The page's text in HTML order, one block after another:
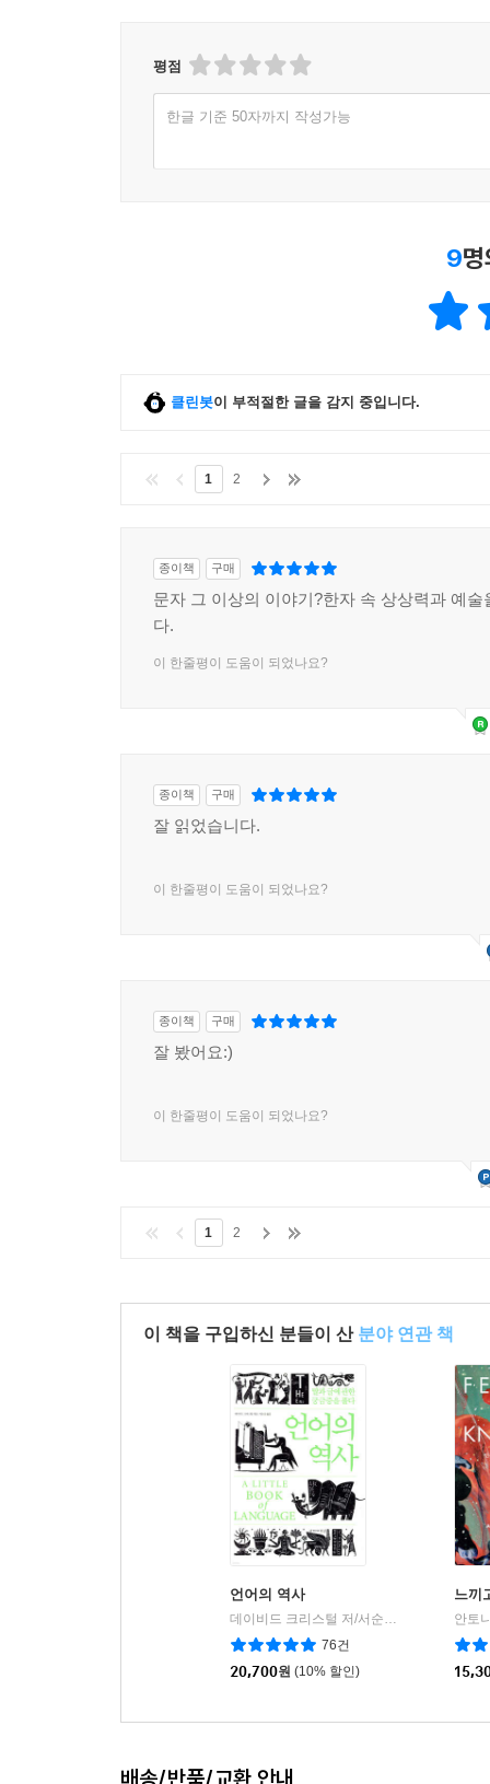
것으로 만들어야 한다는 뜻이기도 하다.
『한자의 풍경』에서는 포기, 결핍, 추천, 법 등
(缺乏)은 도기의 깨진 틈으로 내용물이 흘러내려
법(法) 자의 원래 글자는 해치라는 전설의 동물
싸울 때는 정직하지 않은 사람을, 논쟁할 때는 거
『한자의 풍경』 속 한 글자 한 글자에는 그것이
답은 오늘의 우리에게 있는지도 모른다. 우리는
한글과 타 문자와 숫자 등을 조합해가며 독창적
평점
한글 기준 50자까지 작성가능
9
클린봇이 부적절한 글을 감지 중입니다.
1 2
종이책 구매
문자 그 이상의 이야기?한자 속 상상력과 예술
다.
이 한줄평이 도움이 되었나요?
종이책 구매
잘 읽었습니다.
이 한줄평이 도움이 되었나요?
종이책 구매
잘 봤어요:)
이 한줄평이 도움이 되었나요?
1 2
이 책을 구입하신 분들이 산 분야 연관 책
언어의 역사
데이비드 크리스털 저/서순승 역
소소의책
76건
20,700원 (10% 할인)
느끼
배송/반품/교환 안내